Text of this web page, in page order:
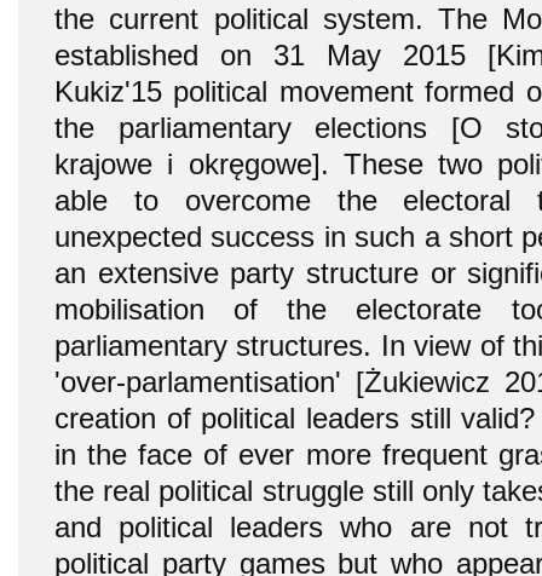
the current political system. The
established on 31 May 2015
Kukiz'15 political movement formed
the parliamentary elections [O
krajowe i okręgowe]. These two
able to overcome the electoral
unexpected success in such a short
an extensive party structure or
mobilisation of the electorate
parliamentary structures. In view of
'over-parlamentisation' [Żukiewicz
creation of political leaders still
in the face of ever more frequent
the real political struggle still only
and political leaders who are not
political party games but who